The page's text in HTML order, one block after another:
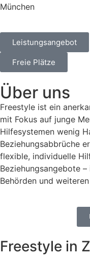
München
Leistungsangebot
Freie Plätze
Über uns
Freestyle ist ein
mit Fokus auf junge
Hilfesystemen wenig
Beziehungsabbrüche
flexible, individuelle
Beziehungsangebote
Behörden und
Freestyle in